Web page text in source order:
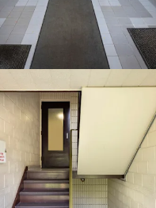
Performing Multifamily Loan | New